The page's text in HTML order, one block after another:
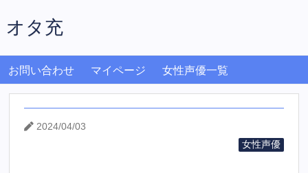
オタ充
お問い合わせ マイページ 女性声優一覧
2024/04/03
女性声優